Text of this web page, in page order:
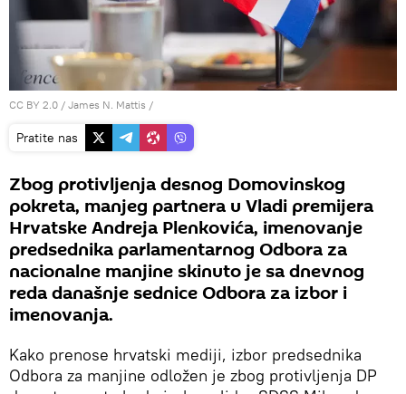
CC BY 2.0 / James N. Mattis /
Pratite nas
Zbog protivljenja desnog Domovinskog
pokreta, manjeg partnera u Vladi premijera
Hrvatske Andreja Plenkovića, imenovanje
predsednika parlamentarnog Odbora za
nacionalne manjine skinuto je sa dnevnog
reda današnje sednice Odbora za izbor i
imenovanja.
Kako prenose hrvatski mediji, izbor predsednika
Odbora za manjine odložen je zbog protivljenja DP